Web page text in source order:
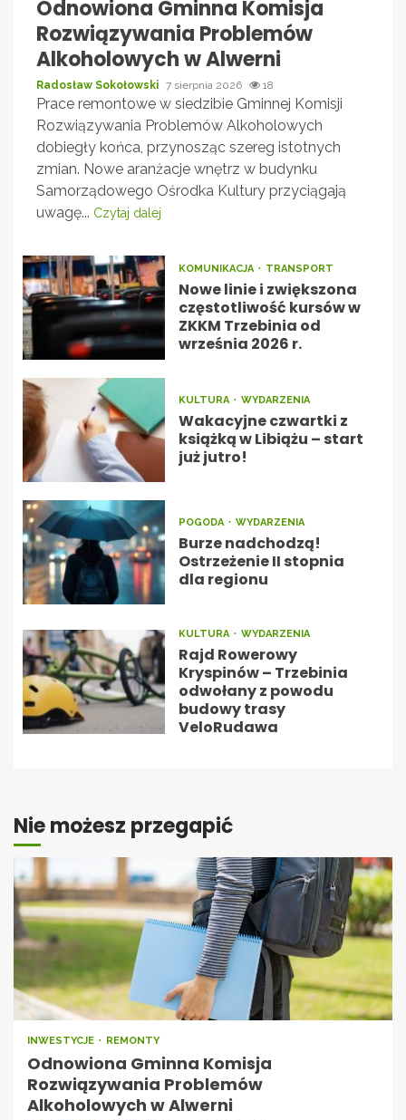
Odnowiona Gminna Komisja
Rozwiązywania Problemów
Alkoholowych w Alwerni
Radosław Sokołowski 7 sierpnia 2026 18
Prace remontowe w siedzibie Gminnej Komisji
Rozwiązywania Problemów Alkoholowych
dobiegły końca, przynosząc szereg istotnych
zmian. Nowe aranżacje wnętrz w budynku
Samorządowego Ośrodka Kultury przyciągają
uwagę... Czytaj dalej
KOMUNIKACJA TRANSPORT
Nowe linie i zwiększona
częstotliwość kursów w
ZKKM Trzebinia od
września 2026 r.
KULTURA WYDARZENIA
Wakacyjne czwartki z
książką w Libiążu – start
już jutro!
POGODA WYDARZENIA
Burze nadchodzą!
Ostrzeżenie II stopnia
dla regionu
KULTURA WYDARZENIA
Rajd Rowerowy
Kryspinów – Trzebinia
odwołany z powodu
budowy trasy
VeloRudawa
Nie możesz przegapić
INWESTYCJE REMONTY
Odnowiona Gminna Komisja
Rozwiązywania Problemów
Alkoholowych w Alwerni